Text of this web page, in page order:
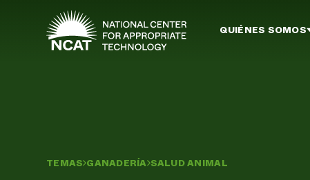
Ir al contenido principal
QUIÉNES SOMOS
TEMAS GANADERÍA SALUD ANIMAL